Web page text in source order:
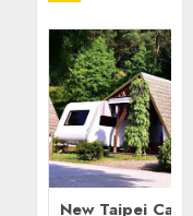
New Taipei